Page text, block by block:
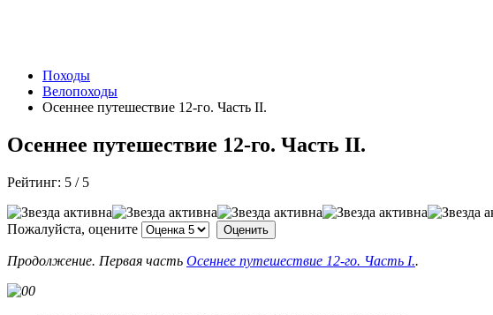
Походы
Велопоходы
Осеннее путешествие 12-го. Часть II.
Осеннее путешествие 12-го. Часть II.
Рейтинг: 5 / 5
Пожалуйста, оцените
Продолжение. Первая часть Осеннее путешествие 12-го. Часть I..